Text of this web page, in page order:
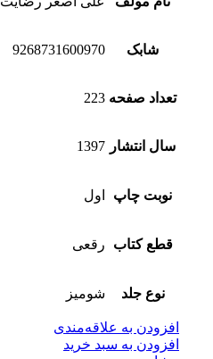
شابک 9268731600970
تعداد صفحه 223
سال انتشار 1397
نوبت چاپ اول
قطع کتاب رقعی
نوع جلد شومیز
افزودن به علاقه‌مندی
افزودن به سبد خرید